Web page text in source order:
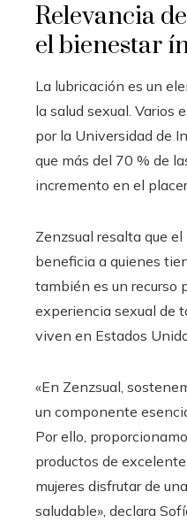
Relevancia
el bienestar
La lubricación es un
la salud sexual. Varios
por la Universidad de
que más del 70 % de
incremento en el
Zenzsual resalta que
beneficia a quienes
también es un recurso
experiencia sexual de
viven en Estados
«En Zenzsual,
un componente
Por ello,
productos de
mujeres disfrutar de
saludable», declara